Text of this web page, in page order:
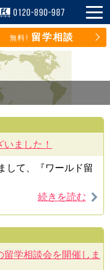
無料! 留学相談
ました！
して、『ワールド留
続きを読む
留学相談会を開催しま